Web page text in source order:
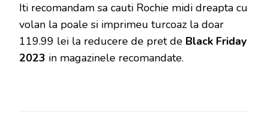
Iti recomandam sa cauti Rochie midi dreapta cu
volan la poale si imprimeu turcoaz la doar
119.99 lei la reducere de pret de Black Friday
2023 in magazinele recomandate.